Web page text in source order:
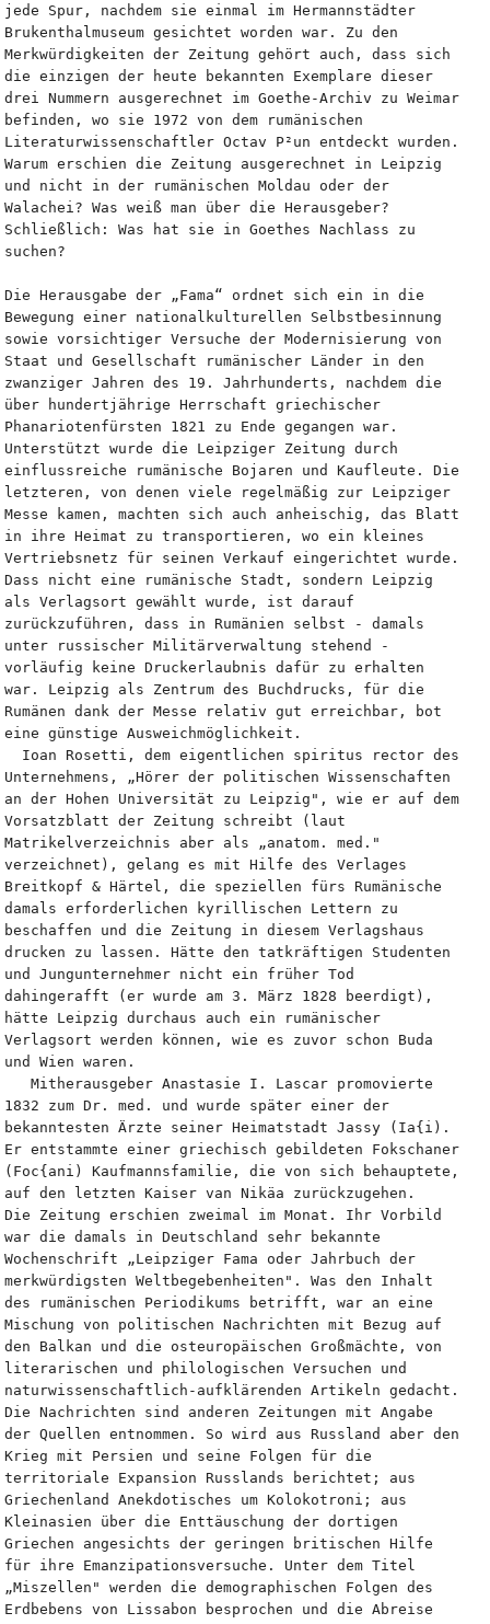
jede Spur, nachdem sie einmal im Hermannstädter
Brukenthalmuseum gesichtet worden war. Zu den
Merkwürdigkeiten der Zeitung gehört auch, dass sich
die einzigen der heute bekannten Exemplare dieser
drei Nummern ausgerechnet im Goethe-Archiv zu Weimar
befinden, wo sie 1972 von dem rumänischen
Literaturwissenschaftler Octav P²un entdeckt wurden.
Warum erschien die Zeitung ausgerechnet in Leipzig
und nicht in der rumänischen Moldau oder der
Walachei? Was weiß man über die Herausgeber?
Schließlich: Was hat sie in Goethes Nachlass zu
suchen?
Die Herausgabe der „Fama“ ordnet sich ein in die
Bewegung einer nationalkulturellen Selbstbesinnung
sowie vorsichtiger Versuche der Modernisierung von
Staat und Gesellschaft rumänischer Länder in den
zwanziger Jahren des 19. Jahrhunderts, nachdem die
über hundertjährige Herrschaft griechischer
Phanariotenfürsten 1821 zu Ende gegangen war.
Unterstützt wurde die Leipziger Zeitung durch
einflussreiche rumänische Bojaren und Kaufleute. Die
letzteren, von denen viele regelmäßig zur Leipziger
Messe kamen, machten sich auch anheischig, das Blatt
in ihre Heimat zu transportieren, wo ein kleines
Vertriebsnetz für seinen Verkauf eingerichtet wurde.
Dass nicht eine rumänische Stadt, sondern Leipzig
als Verlagsort gewählt wurde, ist darauf
zurückzuführen, dass in Rumänien selbst - damals
unter russischer Militärverwaltung stehend -
vorläufig keine Druckerlaubnis dafür zu erhalten
war. Leipzig als Zentrum des Buchdrucks, für die
Rumänen dank der Messe relativ gut erreichbar, bot
eine günstige Ausweichmöglichkeit.
Unternehmens, „Hörer der politischen Wissenschaften
an der Hohen Universität zu Leipzig", wie er auf dem
Vorsatzblatt der Zeitung schreibt (laut
Matrikelverzeichnis aber als „anatom. med."
verzeichnet), gelang es mit Hilfe des Verlages
Breitkopf & Härtel, die speziellen fürs Rumänische
damals erforderlichen kyrillischen Lettern zu
beschaffen und die Zeitung in diesem Verlagshaus
drucken zu lassen. Hätte den tatkräftigen Studenten
und Jungunternehmer nicht ein früher Tod
dahingerafft (er wurde am 3. März 1828 beerdigt),
hätte Leipzig durchaus auch ein rumänischer
Verlagsort werden können, wie es zuvor schon Buda
und Wien waren.
   Mitherausgeber Anastasie I. Lascar promovierte
1832 zum Dr. med. und wurde später einer der
bekanntesten Ärzte seiner Heimatstadt Jassy (Ia{i).
Er entstammte einer griechisch gebildeten Fokschaner
(Foc{ani) Kaufmannsfamilie, die von sich behauptete,
auf den letzten Kaiser van Nikäa zurückzugehen.
Die Zeitung erschien zweimal im Monat. Ihr Vorbild
war die damals in Deutschland sehr bekannte
Wochenschrift „Leipziger Fama oder Jahrbuch der
merkwürdigsten Weltbegebenheiten". Was den Inhalt
des rumänischen Periodikums betrifft, war an eine
Mischung von politischen Nachrichten mit Bezug auf
den Balkan und die osteuropäischen Großmächte, von
literarischen und philologischen Versuchen und
naturwissenschaftlich-aufklärenden Artikeln gedacht.
Die Nachrichten sind anderen Zeitungen mit Angabe
der Quellen entnommen. So wird aus Russland aber den
Krieg mit Persien und seine Folgen für die
territoriale Expansion Russlands berichtet; aus
Griechenland Anekdotisches um Kolokotroni; aus
Kleinasien über die Enttäuschung der dortigen
Griechen angesichts der geringen britischen Hilfe
für ihre Emanzipationsversuche. Unter dem Titel
„Miszellen" werden die demographischen Folgen des
Erdbebens von Lissabon besprochen und die Abreise